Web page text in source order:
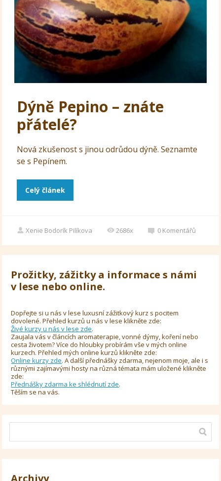
Dýně Pepino – znáte
přátelé?
Nová zkušenost s jinou odrůdou dýně. Seznamte
se s Pepínem.
Celý článek
Xenie Bodorík Pilíkova 2686x 0 Komentářů
Prožitky, zážitky a informace s námi
v lese nebo online.
Dopřejte si u nás v lese luxusní zážitkový kurz s pocitem
dovolené. Přehled kurzů u nás v lese klikněte zde:
Živé kurzy u nás v lese zde.
Zaujala vás v článcích aromaterapie, vonné dýmy, koření nebo
cesta životem? Více do hloubky probírám vše v mých online
kurzech. Přehled mých online kurzů klikněte zde:
Online kurzy zde. A další přednášky zdarma, nejenom moje, ale i s
různými zajímavými hosty na různá témata mám uložené klikněte
zde:
Přednášky zdarma ke shlédnutí zde.
Těším se na vás.
Archivy